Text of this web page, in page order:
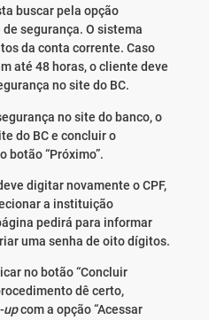
buscar pela opção
segurança. O sistema
da conta corrente. Caso
até 48 horas, o cliente deve
no site do BC.
no site do banco, o
do BC e concluir o
botão “Próximo”.
digitar novamente o CPF,
a instituição
pedirá para informar
uma senha de oito dígitos.
no botão “Concluir
dê certo,
upcom a opção “Acessar